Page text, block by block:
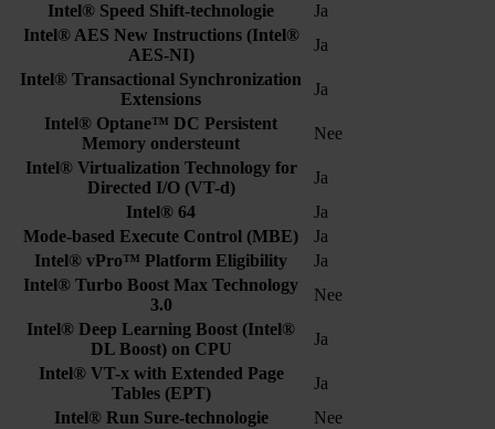
Intel® Speed Shift-technologie
Ja
Intel® AES New Instructions (Intel®
AES-NI)
Ja
Intel® Transactional Synchronization
Extensions
Ja
Intel® Optane™ DC Persistent
Memory ondersteunt
Nee
Intel® Virtualization Technology for
Directed I/O (VT-d)
Ja
Intel® 64
Ja
Mode-based Execute Control (MBE)
Ja
Intel® vPro™ Platform Eligibility
Ja
Intel® Turbo Boost Max Technology
3.0
Nee
Intel® Deep Learning Boost (Intel®
DL Boost) on CPU
Ja
Intel® VT-x with Extended Page
Tables (EPT)
Ja
Intel® Run Sure-technologie
Nee